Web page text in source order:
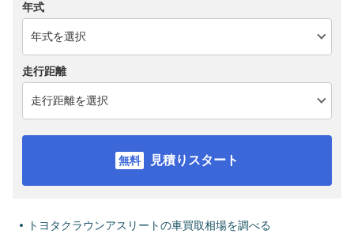
年式
走行距離
見積りスタート
トヨタクラウンアスリートの車買取相場を調べる